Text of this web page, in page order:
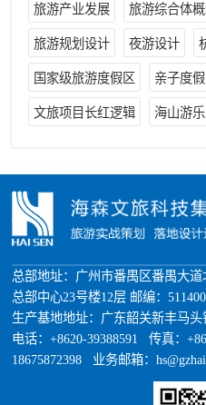
旅游产业发展 旅游综合体
旅游规划设计 夜游设计
国家级旅游度假区 亲子度
文旅项目长红逻辑 海山游
总部地址：广州市番禺区番禺大
总部中心23号楼12层 邮编：511400
生产基地地址：广东韶关新丰马头
电话：+8620-39388591 传真：
18675872398 业务邮箱：